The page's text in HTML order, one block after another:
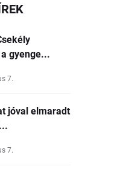
gyenge...
7.
jóval elmaradt
7.